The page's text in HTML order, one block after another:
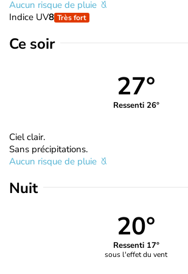
Aucun risque de pluie
Indice UV8 Très fort
Ce soir
27°
Ressenti 26°
Ciel clair.
Sans précipitations.
Aucun risque de pluie
Nuit
20°
Ressenti 17°
sous l'effet du vent